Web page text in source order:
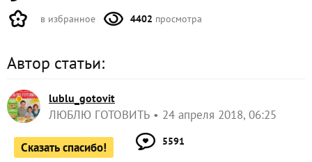
в избранное 4402 просмотра
Автор статьи:
lublu_gotovit
ЛЮБЛЮ ГОТОВИТЬ 24 апреля 2018, 06:25
Сказать спасибо! 5591